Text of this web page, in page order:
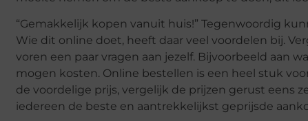
“Gemakkelijk kopen vanuit huis!” Tegenwoordig
Wie dit online doet, heeft daar veel voordelen bij.
voren een paar vragen aan jezelf. Bijvoorbeeld aan
mogen kosten. Online bestellen is een heel stuk
de voordelige prijs, vergelijk de prijzen gerust eens
iedereen de beste en aantrekkelijkst geprijsde